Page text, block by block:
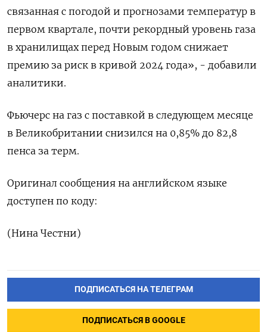
связанная с погодой и прогнозами температур в
первом квартале, почти рекордный уровень газа
в хранилищах перед Новым годом снижает
премию за риск в кривой 2024 года», - добавили
аналитики.
Фьючерс на газ с поставкой в следующем месяце
в Великобритании снизился на 0,85% до 82,8
пенса за терм.
Оригинал сообщения на английском языке
доступен по коду:
(Нина Честни)
ПОДПИСАТЬСЯ НА ТЕЛЕГРАМ
ПОДПИСАТЬСЯ В GOOGLE